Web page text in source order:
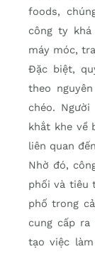
foods,
công ty
máy móc,
Đặc biệt,
theo
chéo.
khắt khe về
liên quan
Nhờ đó,
phối và tiêu
phố trong
cung cấp
tạo việc